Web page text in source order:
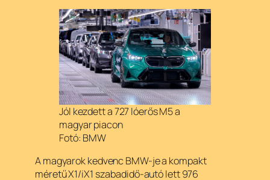
Jól kezdett a 727 lóerős M5 a
magyar piacon
Fotó: BMW
A magyarok kedvenc BMW-je a kompakt
méretű X1/iX1 szabadidő-autó lett 976